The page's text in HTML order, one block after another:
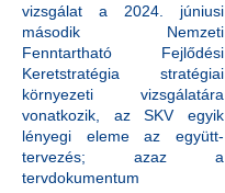
vizsgálat a 2024. júniusi
második Nemzeti
Fenntartható Fejlődési
Keretstratégia stratégiai
környezeti vizsgálatára
vonatkozik, az SKV egyik
lényegi eleme az együtt-
tervezés; azaz a
tervdokumentum